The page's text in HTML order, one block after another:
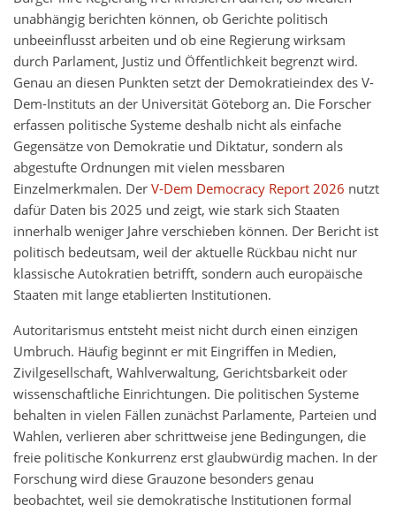
unabhängig berichten können, ob Gerichte politisch
unbeeinflusst arbeiten und ob eine Regierung wirksam
durch Parlament, Justiz und Öffentlichkeit begrenzt wird.
Genau an diesen Punkten setzt der Demokratieindex des V-
Dem-Instituts an der Universität Göteborg an. Die Forscher
erfassen politische Systeme deshalb nicht als einfache
Gegensätze von Demokratie und Diktatur, sondern als
abgestufte Ordnungen mit vielen messbaren
Einzelmerkmalen. DerV-Dem Democracy Report 2026 nutzt
dafür Daten bis 2025 und zeigt, wie stark sich Staaten
innerhalb weniger Jahre verschieben können. Der Bericht ist
politisch bedeutsam, weil der aktuelle Rückbau nicht nur
klassische Autokratien betrifft, sondern auch europäische
Staaten mit lange etablierten Institutionen.
Autoritarismus entsteht meist nicht durch einen einzigen
Umbruch. Häufig beginnt er mit Eingriffen in Medien,
Zivilgesellschaft, Wahlverwaltung, Gerichtsbarkeit oder
wissenschaftliche Einrichtungen. Die politischen Systeme
behalten in vielen Fällen zunächst Parlamente, Parteien und
Wahlen, verlieren aber schrittweise jene Bedingungen, die
freie politische Konkurrenz erst glaubwürdig machen. In der
Forschung wird diese Grauzone besonders genau
beobachtet, weil sie demokratische Institutionen formal